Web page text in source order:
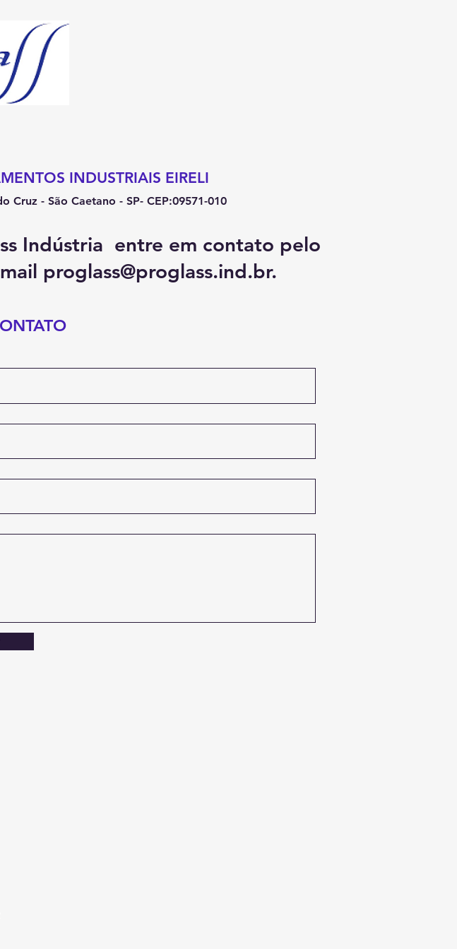
INDUSTRIAIS EIRELI
Cruz - São Caetano - SP- CEP:09571-010
Indústria entre em contato pelo
proglass@proglass.ind.br.